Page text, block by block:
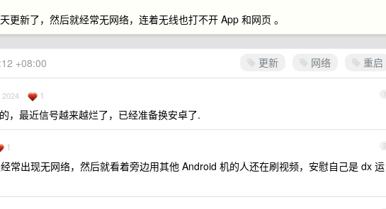
更新了，然后就经常无网络，连着无线也打不开 App 和网页 。
更新 网络 重启
+08:00
1
2024 1
，最近信号越来越烂了，已经准备换安卓了.
2
1
常出现无网络，然后就看着旁边用其他 Android 机的人还在刷视频，安慰自己是 dx 运